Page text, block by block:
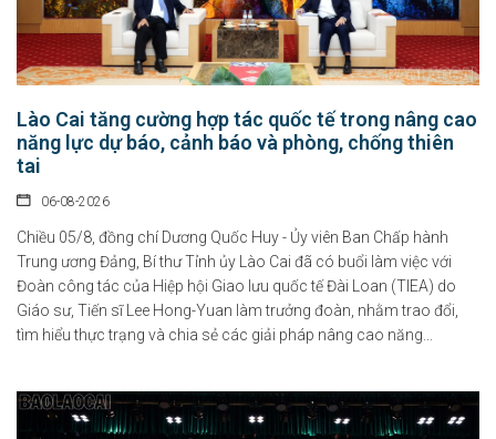
Lào Cai tăng cường hợp tác quốc tế trong nâng cao
năng lực dự báo, cảnh báo và phòng, chống thiên
tai
06-08-2026
Chiều 05/8, đồng chí Dương Quốc Huy - Ủy viên Ban Chấp hành
Trung ương Đảng, Bí thư Tỉnh ủy Lào Cai đã có buổi làm việc với
Đoàn công tác của Hiệp hội Giao lưu quốc tế Đài Loan (TIEA) do
Giáo sư, Tiến sĩ Lee Hong-Yuan làm trưởng đoàn, nhằm trao đổi,
tìm hiểu thực trạng và chia sẻ các giải pháp nâng cao năng...